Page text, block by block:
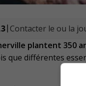
| Contacter le ou la
plantent 350
que différentes